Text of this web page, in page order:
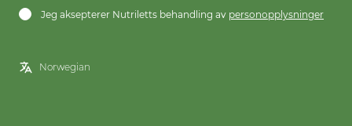
Jeg aksepterer Nutriletts behandling av personopplysninger